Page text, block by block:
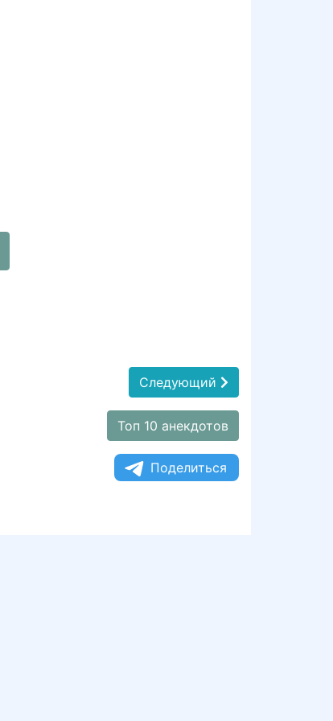
Следующий
Топ 10 анекдотов
Поделиться